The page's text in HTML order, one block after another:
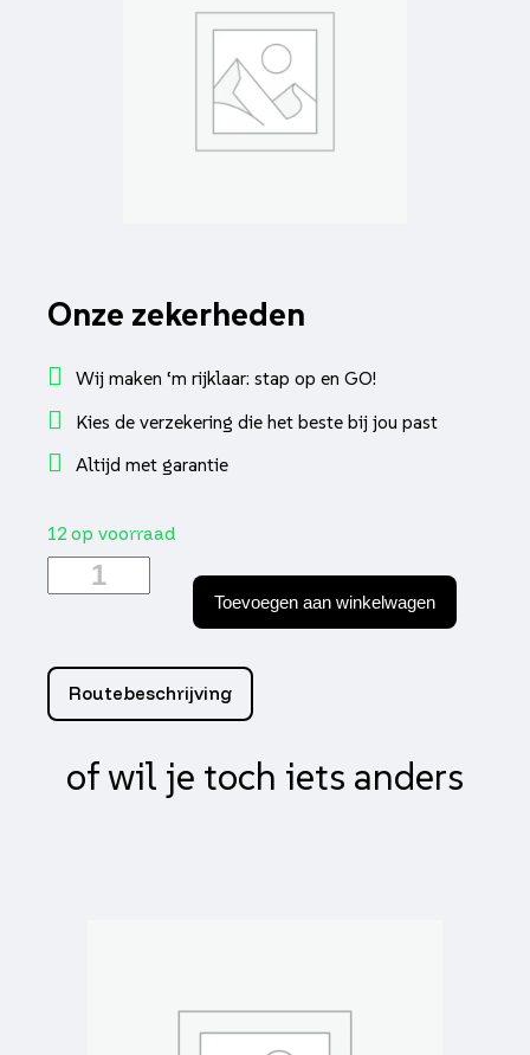
Onze zekerheden
Wij maken ‘m rijklaar: stap op en GO!
Kies de verzekering die het beste bij jou past
Altijd met garantie
12 op voorraad
Schakelaar
knipperlicht
Toevoegen aan winkelwagen
Routebeschrijving
of wil je toch iets anders